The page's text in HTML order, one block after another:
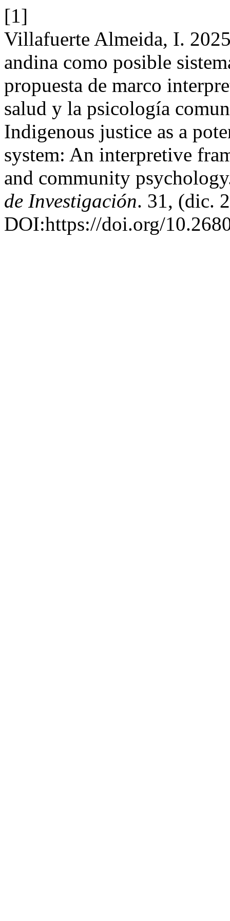
[1]
Villafuerte Almeida, I.
andina como posible
propuesta de marco
salud y la psicología
Indigenous justice as a
system: An interpretive
and community
de Investigación. 31, (dic.
DOI:https://doi.org/